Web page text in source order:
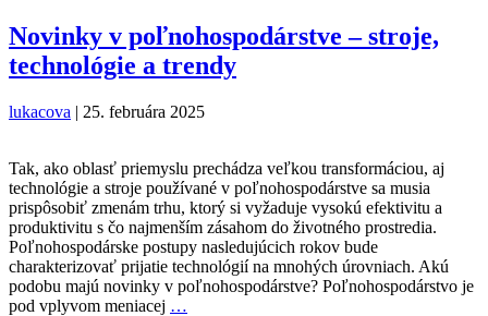
–
Novinky v poľnohospodárstve – stroje,
technológie a trendy
lukacova | 25. februára 2025
Tak, ako oblasť priemyslu prechádza veľkou transformáciou, aj
technológie a stroje používané v poľnohospodárstve sa musia
prispôsobiť zmenám trhu, ktorý si vyžaduje vysokú efektivitu a
produktivitu s čo najmenším zásahom do životného prostredia.
Poľnohospodárske postupy nasledujúcich rokov bude
charakterizovať prijatie technológií na mnohých úrovniach. Akú
podobu majú novinky v poľnohospodárstve? Poľnohospodárstvo je
pod vplyvom meniacej …